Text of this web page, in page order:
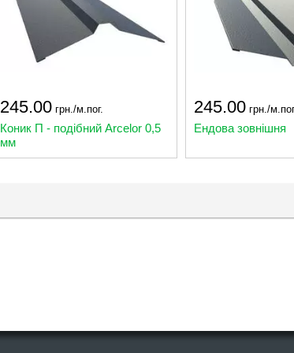
245.00 грн./м.пог.
Коник П - подібний Arcelor 0,5
мм
245.00 грн./
Ендова зовнішня